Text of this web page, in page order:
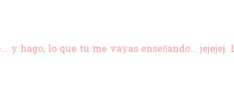
y hago, lo que tu me vayas enseñando... jejejej.